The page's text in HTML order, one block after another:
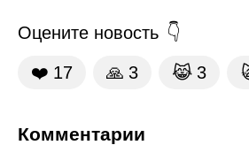
Оцените новость
❤️ 17 🙏 3 😹 3
Комментарии